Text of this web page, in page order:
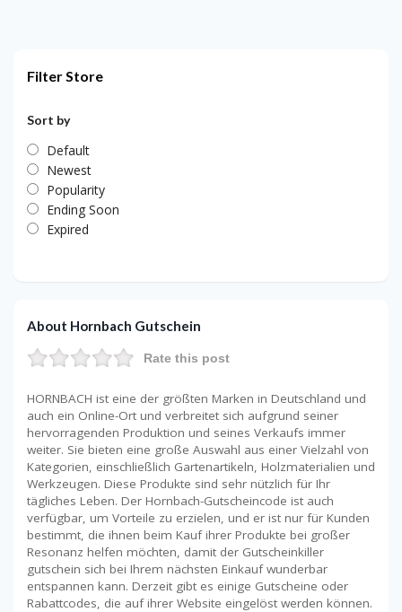
Filter Store
Sort by
Default
Newest
Popularity
Ending Soon
Expired
About Hornbach Gutschein
Rate this post
HORNBACH ist eine der größten Marken in Deutschland und
auch ein Online-Ort und verbreitet sich aufgrund seiner
hervorragenden Produktion und seines Verkaufs immer
weiter. Sie bieten eine große Auswahl aus einer Vielzahl von
Kategorien, einschließlich Gartenartikeln, Holzmaterialien und
Werkzeugen. Diese Produkte sind sehr nützlich für Ihr
tägliches Leben. Der Hornbach-Gutscheincode ist auch
verfügbar, um Vorteile zu erzielen, und er ist nur für Kunden
bestimmt, die ihnen beim Kauf ihrer Produkte bei großer
Resonanz helfen möchten, damit der Gutscheinkiller
gutschein sich bei Ihrem nächsten Einkauf wunderbar
entspannen kann. Derzeit gibt es einige Gutscheine oder
Rabattcodes, die auf ihrer Website eingelöst werden können.